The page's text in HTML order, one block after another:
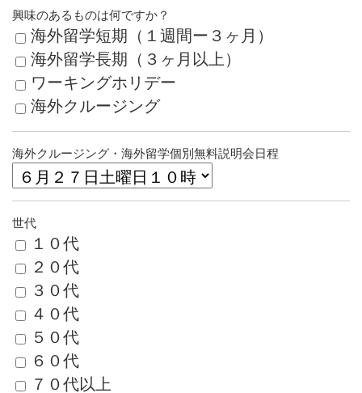
興味のあるものは何ですか？
海外留学短期（１週間ー３ヶ月）
海外留学長期（３ヶ月以上）
ワーキングホリデー
海外クルージング
海外クルージング・海外留学個別無料説明会日程
世代
１０代
２０代
３０代
４０代
５０代
６０代
７０代以上